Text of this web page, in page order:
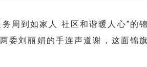
周到如家人 社区和谐暖人心”的
委刘丽娟的手连声道谢，这面锦